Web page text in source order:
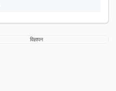
विज्ञापन